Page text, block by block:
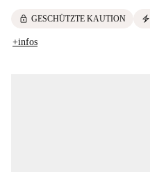
lock GESCHÜTZTE KAUTION electric_bolt
+infos